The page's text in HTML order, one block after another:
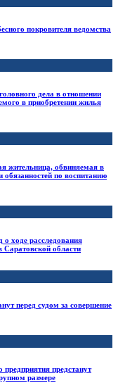
покровителя ведомства
дела в отношении
в приобретении жилья
жительница, обвиняемая в
обязанностей по воспитанию
о ходе расследования
Саратовской области
перед судом за совершение
предстанут
размере